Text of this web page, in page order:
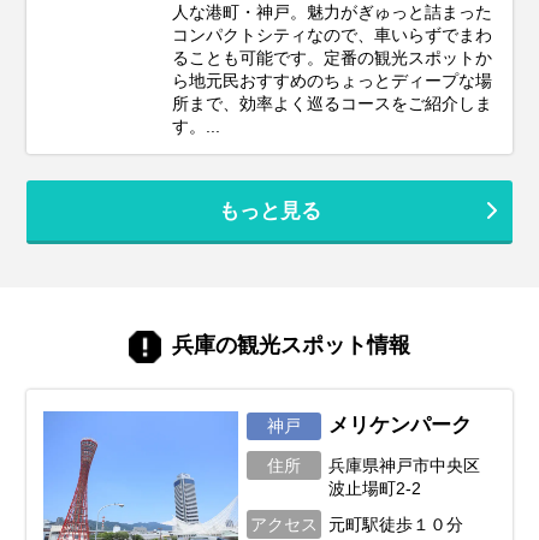
人な港町・神戸。魅力がぎゅっと詰まった
コンパクトシティなので、車いらずでまわ
ることも可能です。定番の観光スポットか
ら地元民おすすめのちょっとディープな場
所まで、効率よく巡るコースをご紹介しま
す。...
もっと見る
兵庫の観光スポット情報
神戸 メリケンパーク
住所
兵庫県神戸市中央区
波止場町2-2
アクセス
元町駅徒歩１０分